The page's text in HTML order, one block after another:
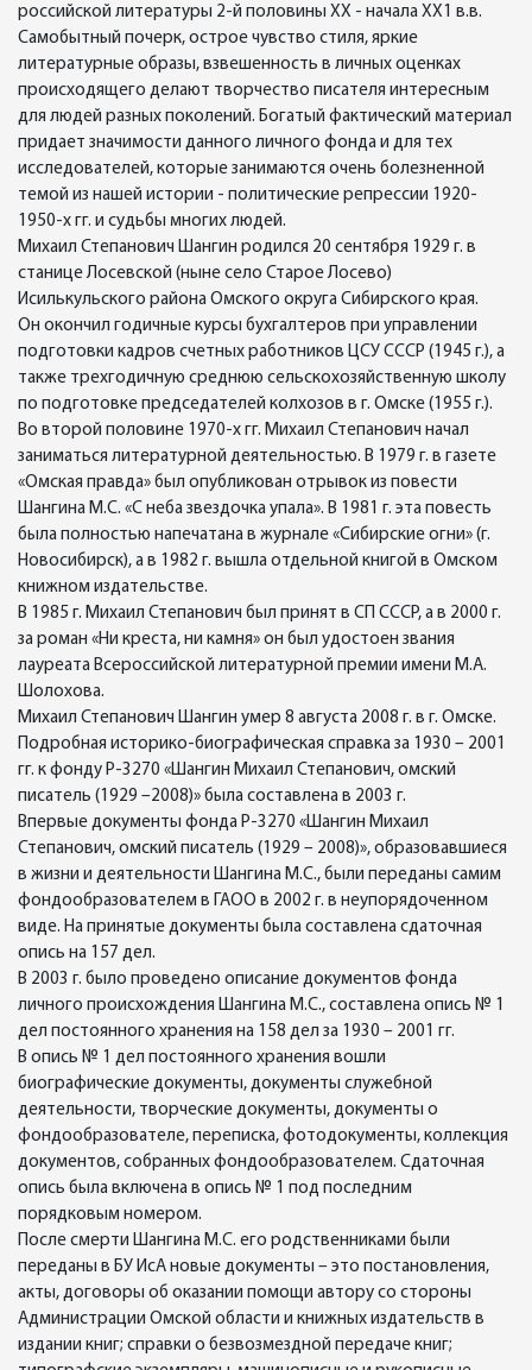
российской литературы 2-й половины ХХ - начала ХХ1 в.в.
Самобытный почерк, острое чувство стиля, яркие
литературные образы, взвешенность в личных оценках
происходящего делают творчество писателя интересным
для людей разных поколений. Богатый фактический материал
придает значимости данного личного фонда и для тех
исследователей, которые занимаются очень болезненной
темой из нашей истории - политические репрессии 1920-
1950-х гг. и судьбы многих людей.
Михаил Степанович Шангин родился 20 сентября 1929 г. в
станице Лосевской (ныне село Старое Лосево)
Исилькульского района Омского округа Сибирского края.
Он окончил годичные курсы бухгалтеров при управлении
подготовки кадров счетных работников ЦСУ СССР (1945 г.), а
также трехгодичную среднюю сельскохозяйственную школу
по подготовке председателей колхозов в г. Омске (1955 г.).
Во второй половине 1970-х гг. Михаил Степанович начал
заниматься литературной деятельностью. В 1979 г. в газете
«Омская правда» был опубликован отрывок из повести
Шангина М.С. «С неба звездочка упала». В 1981 г. эта повесть
была полностью напечатана в журнале «Сибирские огни» (г.
Новосибирск), а в 1982 г. вышла отдельной книгой в Омском
книжном издательстве.
В 1985 г. Михаил Степанович был принят в СП СССР, а в 2000 г.
за роман «Ни креста, ни камня» он был удостоен звания
лауреата Всероссийской литературной премии имени М.А.
Шолохова.
Михаил Степанович Шангин умер 8 августа 2008 г. в г. Омске.
Подробная историко-биографическая справка за 1930 – 2001
гг. к фонду Р-3270 «Шангин Михаил Степанович, омский
писатель (1929 –2008)» была составлена в 2003 г.
Впервые документы фонда Р-3270 «Шангин Михаил
Степанович, омский писатель (1929 – 2008)», образовавшиеся
в жизни и деятельности Шангина М.С., были переданы самим
фондообразователем в ГАОО в 2002 г. в неупорядоченном
виде. На принятые документы была составлена сдаточная
опись на 157 дел.
В 2003 г. было проведено описание документов фонда
личного происхождения Шангина М.С., составлена опись № 1
дел постоянного хранения на 158 дел за 1930 – 2001 гг.
В опись № 1 дел постоянного хранения вошли
биографические документы, документы служебной
деятельности, творческие документы, документы о
фондообразователе, переписка, фотодокументы, коллекция
документов, собранных фондообразователем. Сдаточная
опись была включена в опись № 1 под последним
порядковым номером.
После смерти Шангина М.С. его родственниками были
переданы в БУ ИсА новые документы – это постановления,
акты, договоры об оказании помощи автору со стороны
Администрации Омской области и книжных издательств в
издании книг; справки о безвозмездной передаче книг;